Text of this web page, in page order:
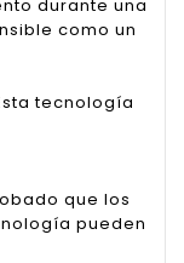
durante una
como un
tecnología
que los
pueden